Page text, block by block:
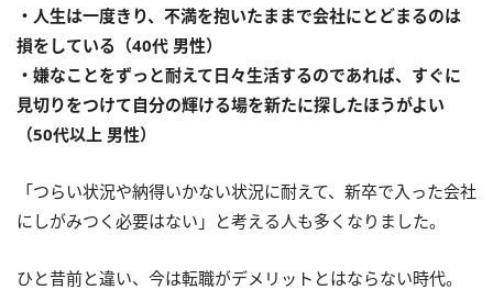
・人生は一度きり、不満を抱いたままで会社にとどまるのは
損をしている（40代 男性）
・嫌なことをずっと耐えて日々生活するのであれば、すぐに
見切りをつけて自分の輝ける場を新たに探したほうがよい
（50代以上 男性）
「つらい状況や納得いかない状況に耐えて、新卒で入った会社
にしがみつく必要はない」と考える人も多くなりました。
ひと昔前と違い、今は転職がデメリットとはならない時代。